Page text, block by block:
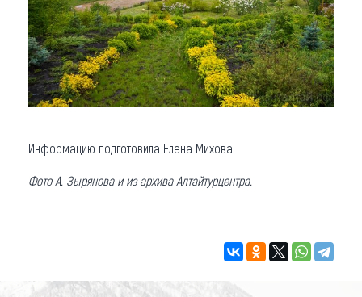
Информацию подготовила Елена Михова.
Фото А. Зырянова и из архива Алтайтурцентра.